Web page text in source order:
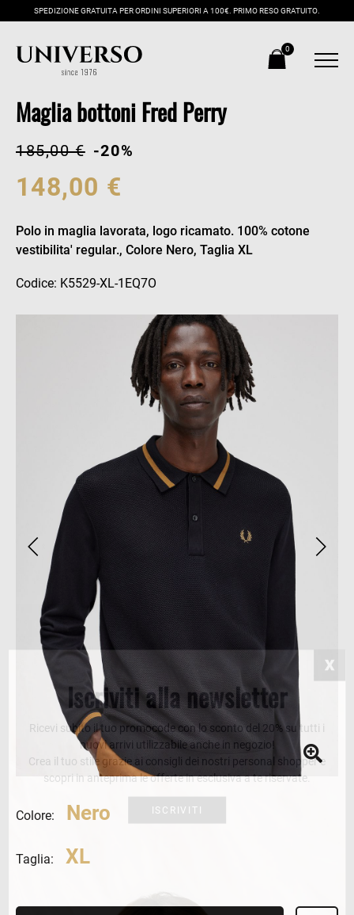
SPEDIZIONE GRATUITA PER ORDINI SUPERIORI A 100€. PRIMO RESO GRATUITO.
0
Maglia bottoni Fred Perry
185,00 € -20%
148,00 €
Polo in maglia lavorata, logo ricamato. 100% cotone
vestibilita' regular., Colore Nero, Taglia XL
Codice: K5529-XL-1EQ7O
Colore: Nero
Taglia: XL
Iscriviti alla newsletter
Ricevi subito il tuo promocode con lo sconto del 20% su tutti i
nuovi arrivi utilizzabile anche in negozio!
Crea il tuo stile grazie ai consigli dei nostri personal shopper e
scopri in anteprima le offerte in esclusiva a te riservate.
ISCRIVITI